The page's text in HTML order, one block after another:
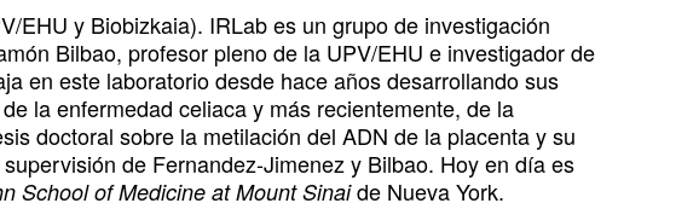
EHU y Biobizkaia). IRLab es un grupo de investigación
Bilbao, profesor pleno de la UPV/EHU e investigador de
en este laboratorio desde hace años desarrollando sus
la enfermedad celiaca y más recientemente, de la
doctoral sobre la metilación del ADN de la placenta y su
de Fernandez-Jimenez y Bilbao. Hoy en día es
School of Medicine at Mount Sinaide Nueva York.